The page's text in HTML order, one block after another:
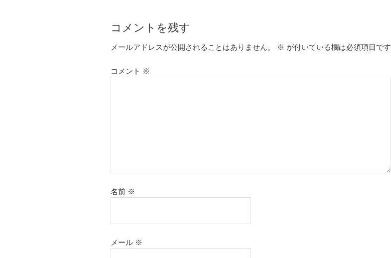
コメントを残す
メールアドレスが公開されることはありません。 ※ が付いている欄は必須項目です
コメント ※
名前 ※
メール ※